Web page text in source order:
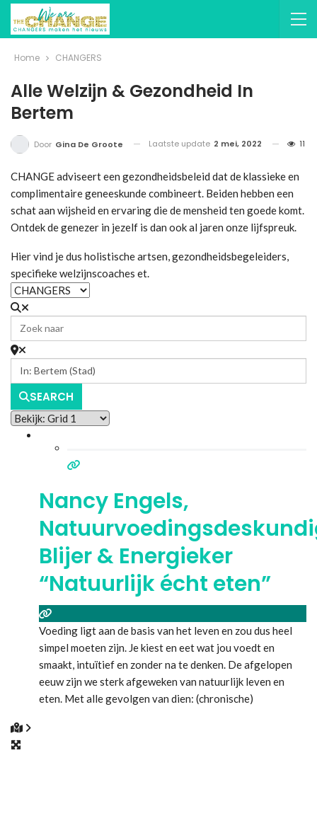
Home CHANGERS
Alle Welzijn & Gezondheid In
Bertem
Door Gina De Groote Laatste update 2 mei, 2022 11
CHANGE adviseert een gezondheidsbeleid dat de klassieke en
complimentaire geneeskunde combineert. Beiden hebben een
schat aan wijsheid en ervaring die de mensheid ten goede komt.
Ontdek de genezer in jezelf is dan ook al jaren onze lijfspreuk.
Hier vind je dus holistische artsen, gezondheidsbegeleiders,
specifieke welzijnscoaches et.
SEARCH
Nancy Engels,
Blijer & Energieker
“Natuurlijk écht eten”
Voeding ligt aan de basis van het leven en zou dus heel
simpel moeten zijn. Je kiest en eet wat jou voedt en
smaakt, intuïtief en zonder na te denken. De afgelopen
eeuw zijn we sterk afgeweken van natuurlijk leven en
eten. Met alle gevolgen van dien: (chronische)